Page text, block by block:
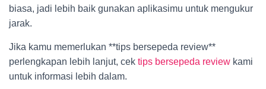
biasa, jadi lebih baik gunakan aplikasimu untuk mengukur
jarak.
Jika kamu memerlukan **tips bersepeda review**
perlengkapan lebih lanjut, cek tips bersepeda review kami
untuk informasi lebih dalam.